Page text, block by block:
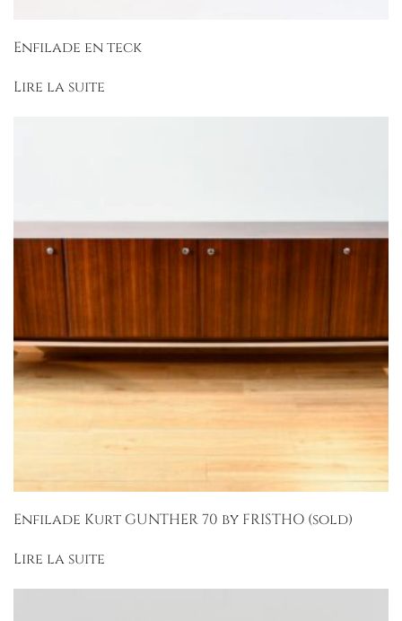
Enfilade en teck
Lire la suite
Enfilade Kurt GUNTHER 70 by FRISTHO (sold)
Lire la suite